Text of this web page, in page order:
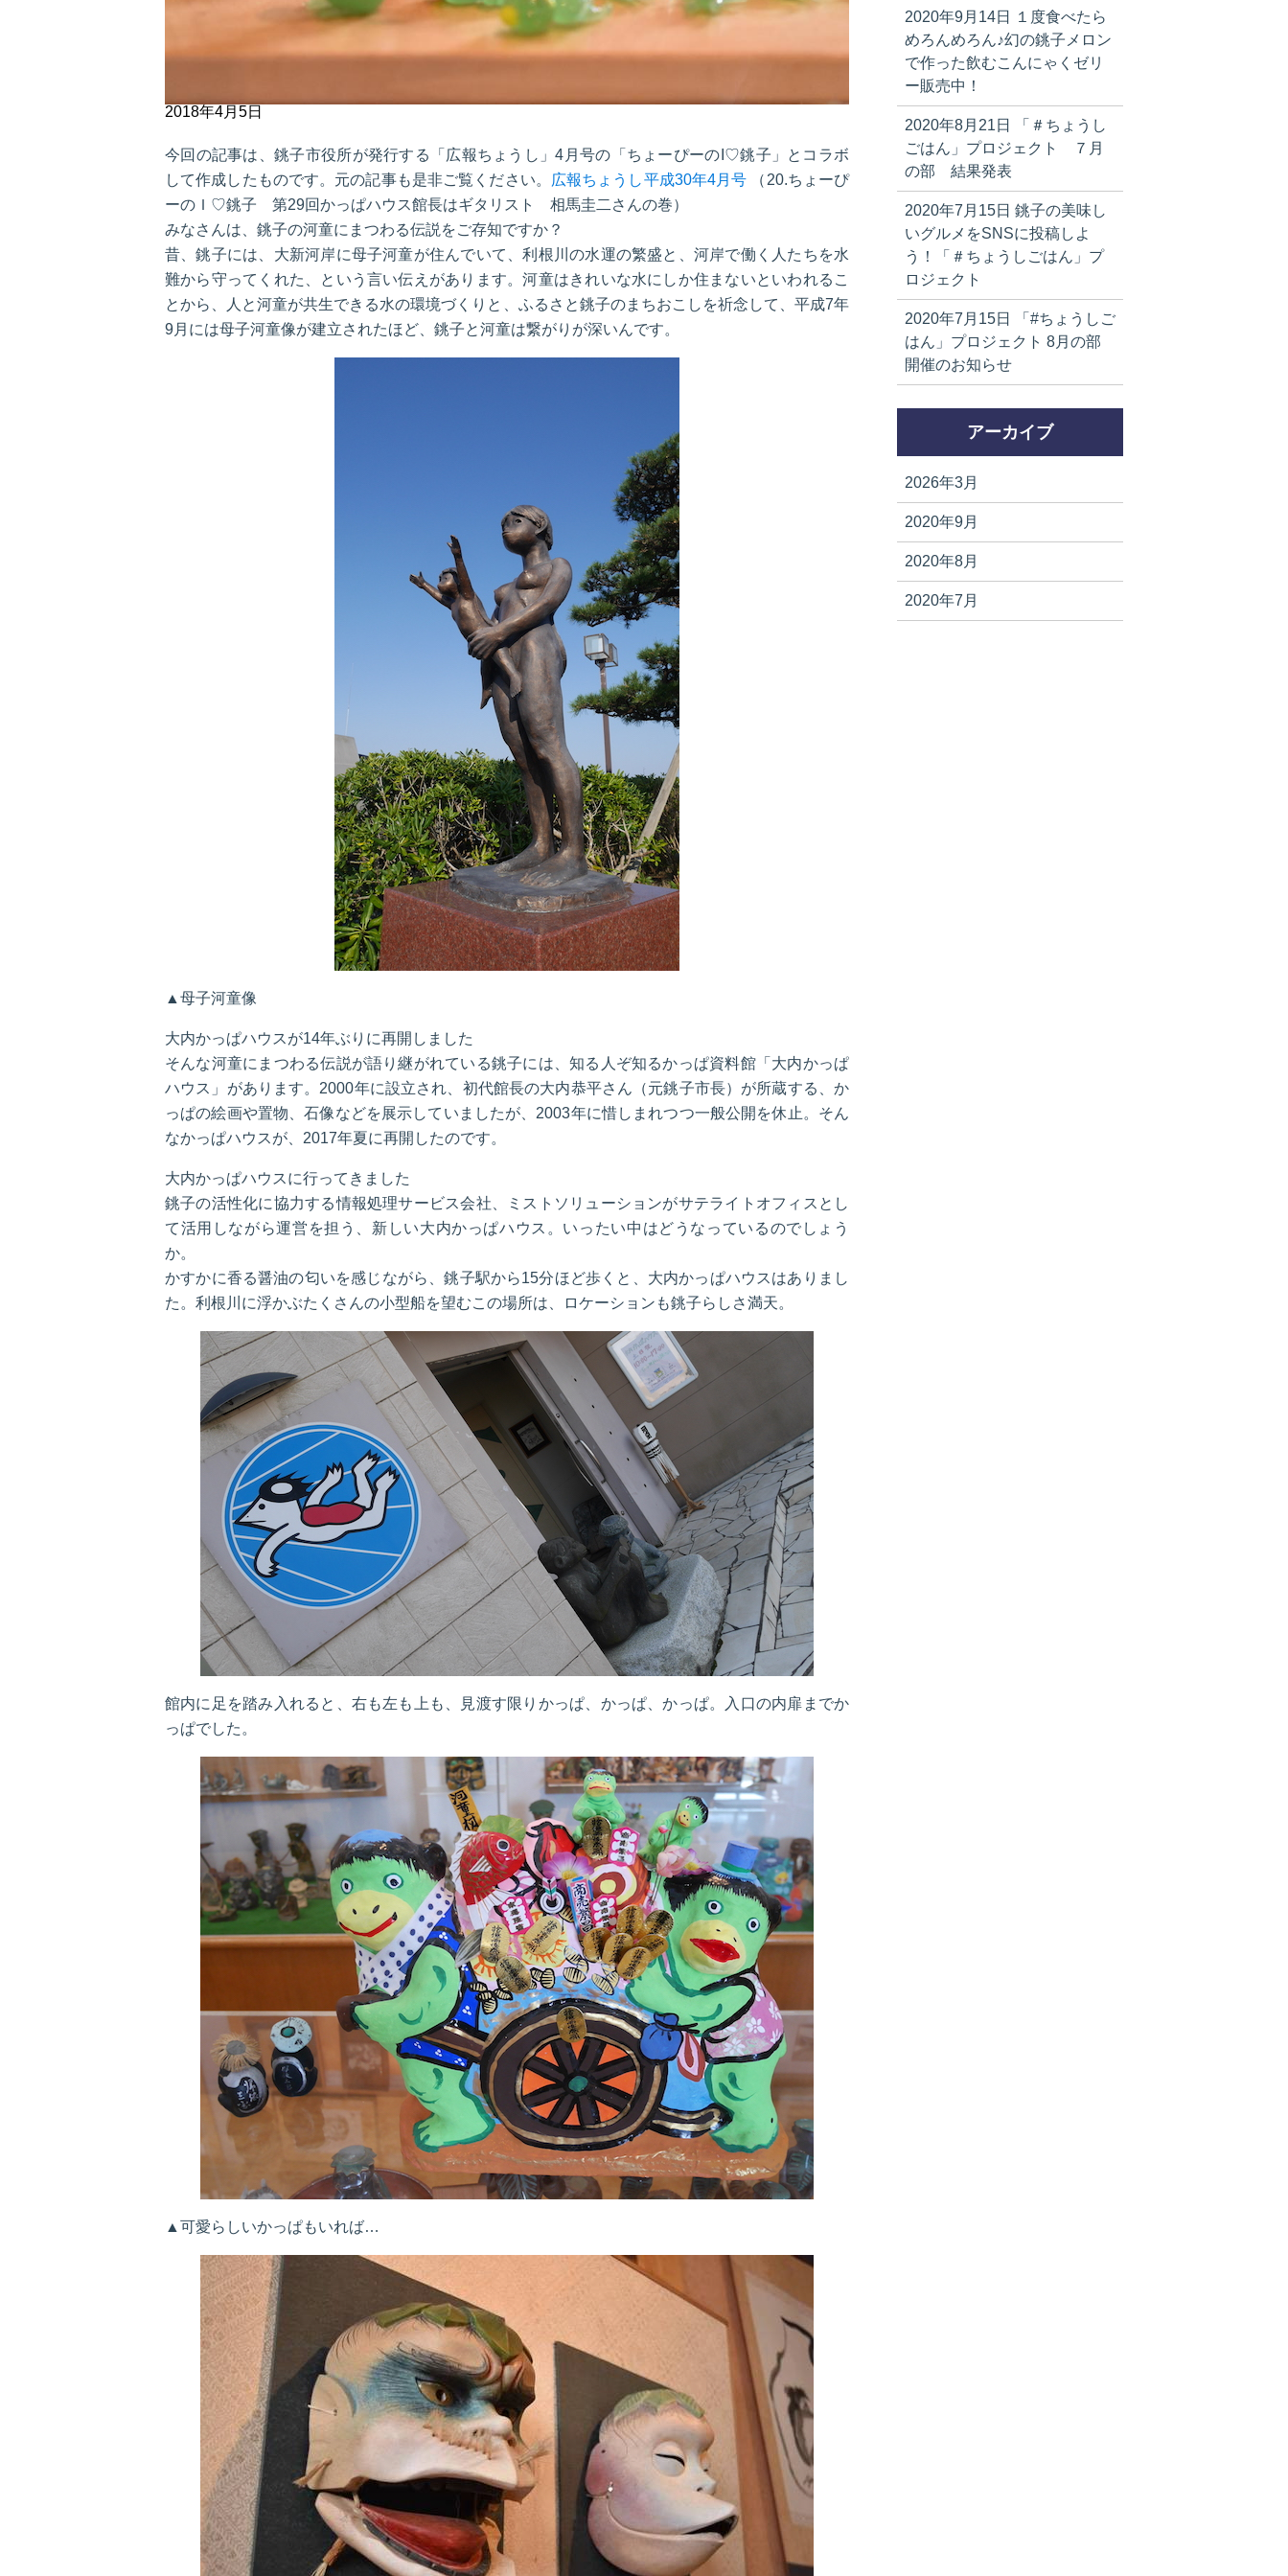
2018年4月5日
今回の記事は、銚子市役所が発行する「広報ちょうし」4月号の「ちょーぴーのI♡銚子」とコラボ
して作成したものです。元の記事も是非ご覧ください。
広報ちょうし平成30年4月号 （20.ちょーぴ
ーのＩ♡銚子 第29回かっぱハウス館長はギタリスト 相馬圭二さんの巻）
みなさんは、銚子の河童にまつわる伝説をご存知ですか？
昔、銚子には、大新河岸に母子河童が住んでいて、利根川の水運の繁盛と、河岸で働く人たちを水
難から守ってくれた、という言い伝えがあります。河童はきれいな水にしか住まないといわれるこ
とから、人と河童が共生できる水の環境づくりと、ふるさと銚子のまちおこしを祈念して、平成7年
9月には母子河童像が建立されたほど、銚子と河童は繋がりが深いんです。
▲母子河童像
大内かっぱハウスが14年ぶりに再開しました
そんな河童にまつわる伝説が語り継がれている銚子には、知る人ぞ知るかっぱ資料館「大内かっぱ
ハウス」があります。2000年に設立され、初代館長の大内恭平さん（元銚子市長）が所蔵する、か
っぱの絵画や置物、石像などを展示していましたが、2003年に惜しまれつつ一般公開を休止。そん
なかっぱハウスが、2017年夏に再開したのです。
大内かっぱハウスに行ってきました
銚子の活性化に協力する情報処理サービス会社、ミストソリューションがサテライトオフィスとし
て活用しながら運営を担う、新しい大内かっぱハウス。いったい中はどうなっているのでしょう
か。
かすかに香る醤油の匂いを感じながら、銚子駅から15分ほど歩くと、大内かっぱハウスはありまし
た。利根川に浮かぶたくさんの小型船を望むこの場所は、ロケーションも銚子らしさ満天。
館内に足を踏み入れると、右も左も上も、見渡す限りかっぱ、かっぱ、かっぱ。入口の内扉までか
っぱでした。
▲可愛らしいかっぱもいれば…
2020年9月14日
１度食べたら
めろんめろん♪幻の銚子メロン
で作った飲むこんにゃくゼリ
ー販売中！
2020年8月21日
「＃ちょうし
ごはん」プロジェクト ７月
の部 結果発表
2020年7月15日 銚子の美味し
いグルメをSNSに投稿しよ
う！「＃ちょうしごはん」プ
ロジェクト
2020年7月15日
「#ちょうしご
はん」プロジェクト 8月の部
開催のお知らせ
アーカイブ
2026年3月
2020年9月
2020年8月
2020年7月